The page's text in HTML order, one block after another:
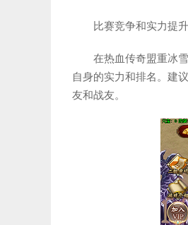
比赛竞争和实力提升
在热血传奇盟重冰
自身的实力和排名。建
友和战友。